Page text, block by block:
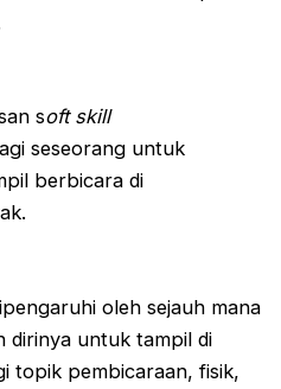
soft skill
seseorang untuk
berbicara di
oleh sejauh mana
dirinya untuk tampil di
topik pembicaraan, fisik,